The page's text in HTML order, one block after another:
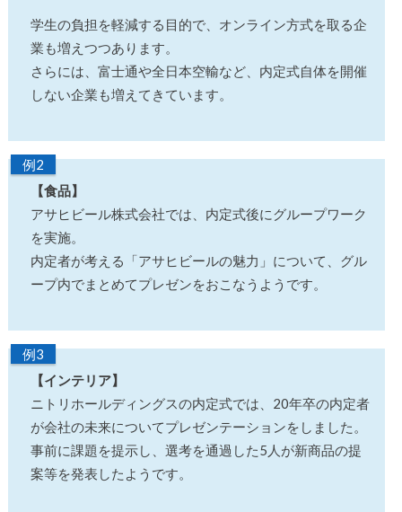
学生の負担を軽減する目的で、オンライン方式を取る企
業も増えつつあります。
さらには、富士通や全日本空輸など、内定式自体を開催
しない企業も増えてきています。
例2
【食品】
アサヒビール株式会社では、内定式後にグループワーク
を実施。
内定者が考える「アサヒビールの魅力」について、グル
ープ内でまとめてプレゼンをおこなうようです。
例3
【インテリア】
ニトリホールディングスの内定式では、20年卒の内定者
が会社の未来についてプレゼンテーションをしました。
事前に課題を提示し、選考を通過した5人が新商品の提
案等を発表したようです。